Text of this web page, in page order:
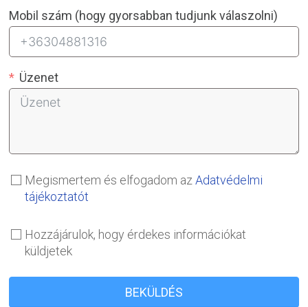
Mobil szám (hogy gyorsabban tudjunk válaszolni)
Üzenet
Megismertem és elfogadom azAdatvédelmi
tájékoztatót
Hozzájárulok, hogy érdekes információkat
küldjetek
BEKÜLDÉS